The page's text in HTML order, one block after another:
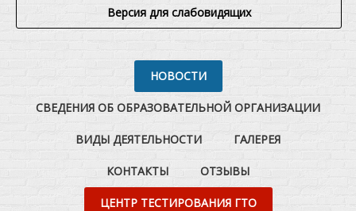
Версия для слабовидящих
НОВОСТИ
СВЕДЕНИЯ ОБ ОБРАЗОВАТЕЛЬНОЙ ОРГАНИЗАЦИИ
ВИДЫ ДЕЯТЕЛЬНОСТИ ГАЛЕРЕЯ
КОНТАКТЫ ОТЗЫВЫ
ЦЕНТР ТЕСТИРОВАНИЯ ГТО